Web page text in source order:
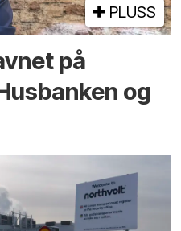
PLUSS
på
og